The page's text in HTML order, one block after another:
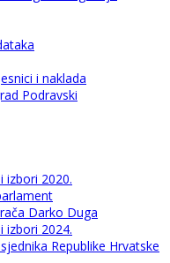
i naklada
Podravski
izbori 2020.
Darko Duga
izbori 2024.
Republike Hrvatske